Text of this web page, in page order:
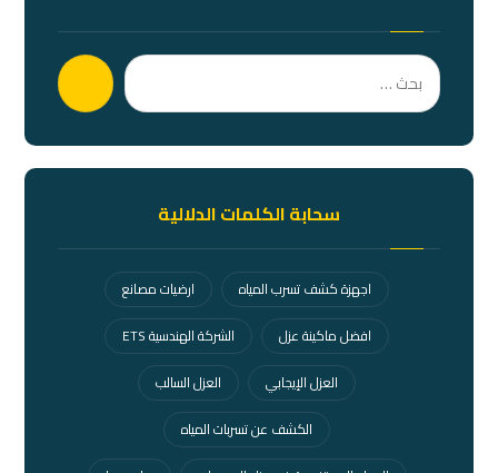
سحابة الكلمات الدلالية
اجهزة كشف تسرب المياه
ارضيات مصانع
افضل ماكينة عزل
الشركة الهندسية ETS
العزل الإيجابي
العزل السالب
الكشف عن تسربات المياه